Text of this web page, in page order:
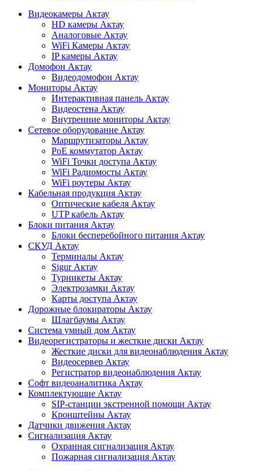
Видеокамеры Актау
HD камеры Актау
Аналоговые Актау
WiFi Камеры Актау
IP камеры Актау
Домофон Актау
Видеодомофон Актау
Мониторы Актау
Интерактивная панель Актау
Видеостена Актау
Внутренние мониторы Актау
Сетевое оборудование Актау
Маршрутизаторы Актау
PoE коммутатор Актау
WiFi Точки доступа Актау
WiFi Радиомосты Актау
WiFi роутеры Актау
Кабельная продукция Актау
Оптические кабеля Актау
UTP кабель Актау
Блоки питания Актау
Блоки бесперебойного питания Актау
СКУД Актау
Терминалы Актау
Sigur Актау
Турникеты Актау
Электрозамки Актау
Карты доступа Актау
Дорожные блокираторы Актау
Шлагбаумы Актау
Система умный дом Актау
Видеорегистраторы и жесткие диски Актау
Жесткие диски для видеонаблюдения Актау
Видеосервер Актау
Регистратор видеонаблюдения Актау
Софт видеоаналитика Актау
Комплектующие Актау
SIP-станции экстренной помощи Актау
Кронштейны Актау
Датчики движения Актау
Сигнализация Актау
Охранная сигнализация Актау
Пожарная сигнализация Актау